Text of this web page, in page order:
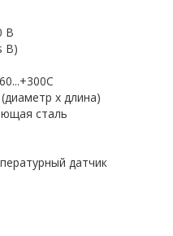
B
B)
х длина)
сталь
датчик